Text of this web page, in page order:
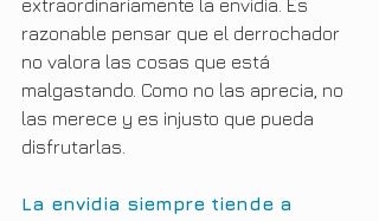
razonable pensar que el derrochador
no valora las cosas que está
malgastando. Como no las aprecia, no
las merece y es injusto que pueda
disfrutarlas.
La envidia siempre tiende a